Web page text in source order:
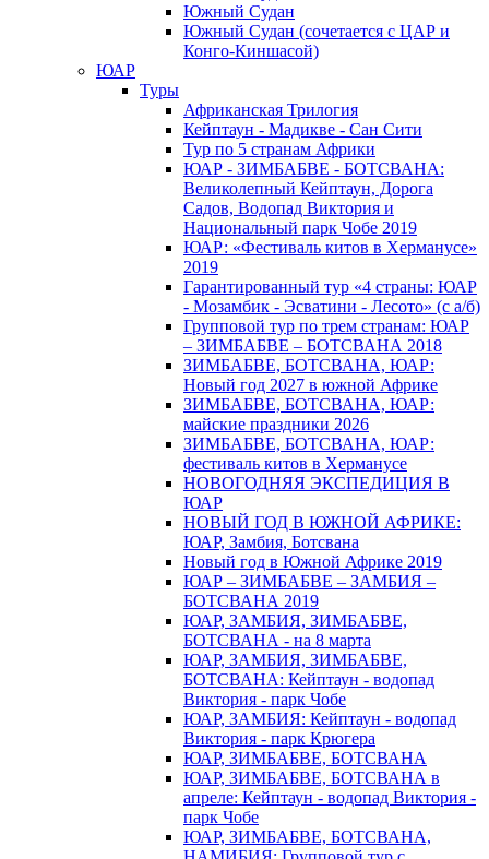
Южный Cудан
Южный Судан (сочетается с ЦАР и
Конго-Киншасой)
ЮАР
Туры
Африканская Трилогия
Кейптаун - Мадикве - Сан Сити
Тур по 5 странам Африки
ЮАР - ЗИМБАБВЕ - БОТСВАНА:
Великолепный Кейптаун, Дорога
Садов, Водопад Виктория и
Национальный парк Чобе 2019
ЮАР: «Фестиваль китов в Херманусе»
2019
Гарантированный тур «4 страны: ЮАР
- Мозамбик - Эсватини - Лесото» (с а/б)
Групповой тур по трем странам: ЮАР
– ЗИМБАБВЕ – БОТСВАНА 2018
ЗИМБАБВЕ, БОТСВАНА, ЮАР:
Новый год 2027 в южной Африке
ЗИМБАБВЕ, БОТСВАНА, ЮАР:
майские праздники 2026
ЗИМБАБВЕ, БОТСВАНА, ЮАР:
фестиваль китов в Херманусе
НОВОГОДНЯЯ ЭКСПЕДИЦИЯ В
ЮАР
НОВЫЙ ГОД В ЮЖНОЙ АФРИКЕ:
ЮАР, Замбия, Ботсвана
Новый год в Южной Африке 2019
ЮАР – ЗИМБАБВЕ – ЗАМБИЯ –
БОТСВАНА 2019
ЮАР, ЗАМБИЯ, ЗИМБАБВЕ,
БОТСВАНА - на 8 марта
ЮАР, ЗАМБИЯ, ЗИМБАБВЕ,
БОТСВАНА: Кейптаун - водопад
Виктория - парк Чобе
ЮАР, ЗАМБИЯ: Кейптаун - водопад
Виктория - парк Крюгера
ЮАР, ЗИМБАБВЕ, БОТСВАНА
ЮАР, ЗИМБАБВЕ, БОТСВАНА в
апреле: Кейптаун - водопад Виктория -
парк Чобе
ЮАР, ЗИМБАБВЕ, БОТСВАНА,